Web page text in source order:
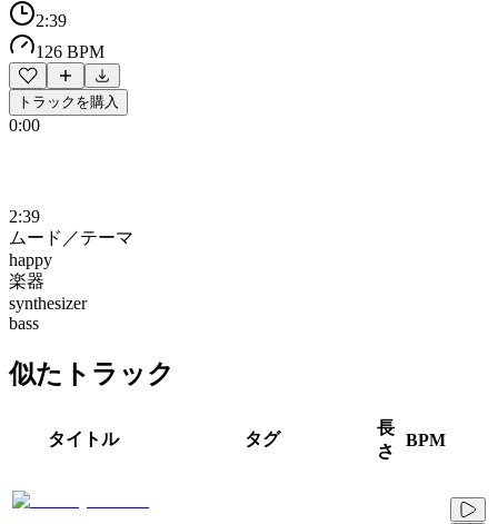
2:39
126 BPM
トラックを購入
0:00
2:39
ムード／テーマ
happy
楽器
synthesizer
bass
似たトラック
タイトル タグ
長
さ
BPM